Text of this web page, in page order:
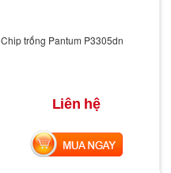
Chip trống Pantum P3305dn
Liên hệ
MUA NGAY